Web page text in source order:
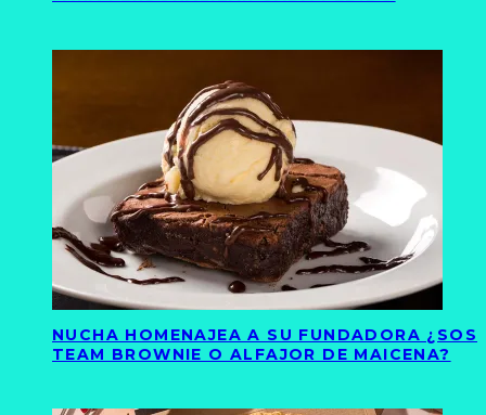
NUCHA HOMENAJEA A SU FUNDADORA ¿SOS
TEAM BROWNIE O ALFAJOR DE MAICENA?